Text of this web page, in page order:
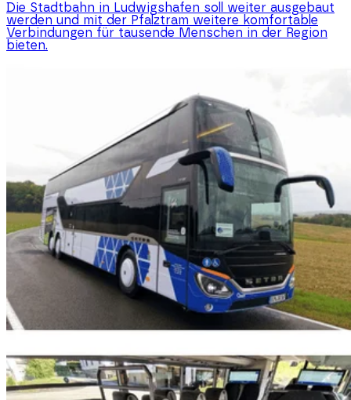
Die Stadtbahn in Ludwigshafen soll weiter ausgebaut
werden und mit der Pfalztram weitere komfortable
Verbindungen für tausende Menschen in der Region
bieten.